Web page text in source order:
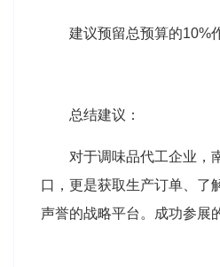
建议预留总预算的10%
总结建议：
对于调味品代工企业，
口，更是获取生产订单、了
声誉的战略平台。成功参展